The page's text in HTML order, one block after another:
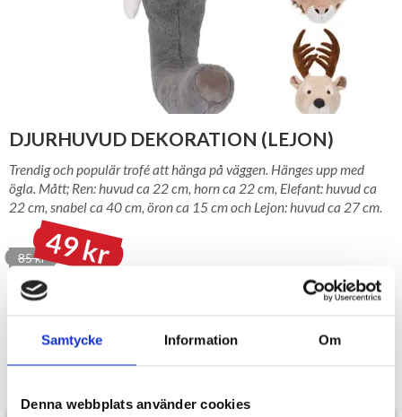
Samtycke Information Om
Denna webbplats använder cookies
DJURHUVUD DEKORATION (LEJON)
Trendig och populär trofé att hänga på väggen. Hänges upp med
ögla. Mått; Ren: huvud ca 22 cm, horn ca 22 cm, Elefant: huvud ca
22 cm, snabel ca 40 cm, öron ca 15 cm och Lejon: huvud ca 27 cm.
85 kr49 kr
LAGER I SVERIGE, SNABB LEVERANS ÖPPET KÖP I 30 DAGAR
BEVAKA